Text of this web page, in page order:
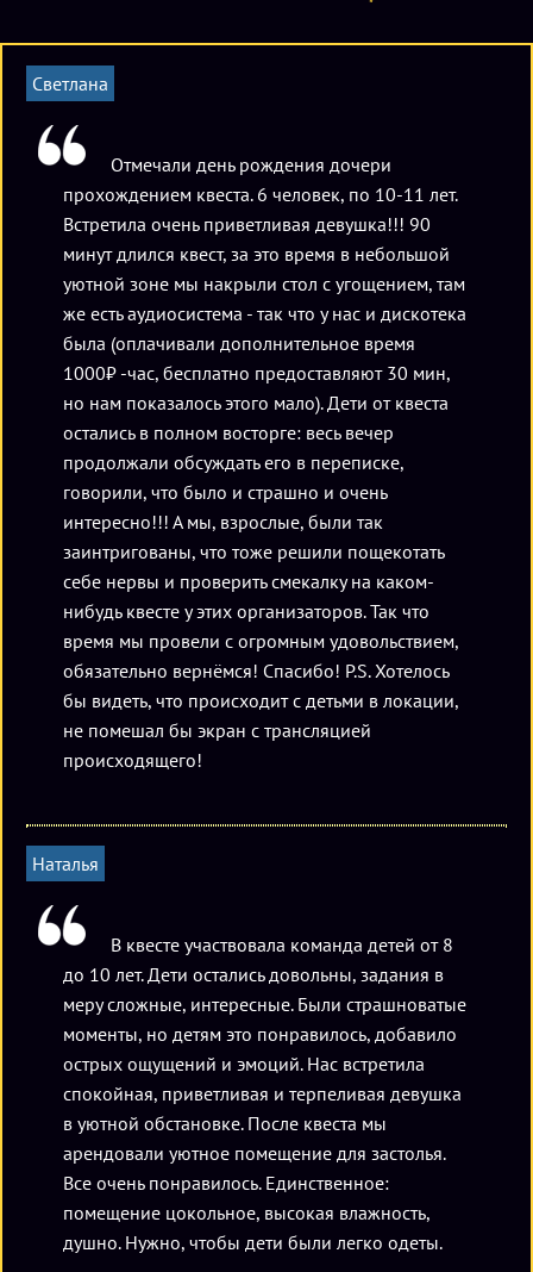
Светлана
Отмечали день рождения дочери
прохождением квеста. 6 человек, по 10-11 лет.
Встретила очень приветливая девушка!!! 90
минут длился квест, за это время в небольшой
уютной зоне мы накрыли стол с угощением, там
же есть аудиосистема - так что у нас и дискотека
была (оплачивали дополнительное время
1000₽ -час, бесплатно предоставляют 30 мин,
но нам показалось этого мало). Дети от квеста
остались в полном восторге: весь вечер
продолжали обсуждать его в переписке,
говорили, что было и страшно и очень
интересно!!! А мы, взрослые, были так
заинтригованы, что тоже решили пощекотать
себе нервы и проверить смекалку на каком-
нибудь квесте у этих организаторов. Так что
время мы провели с огромным удовольствием,
обязательно вернёмся! Спасибо! P.S. Хотелось
бы видеть, что происходит с детьми в локации,
не помешал бы экран с трансляцией
происходящего!
Наталья
В квесте участвовала команда детей от 8
до 10 лет. Дети остались довольны, задания в
меру сложные, интересные. Были страшноватые
моменты, но детям это понравилось, добавило
острых ощущений и эмоций. Нас встретила
спокойная, приветливая и терпеливая девушка
в уютной обстановке. После квеста мы
арендовали уютное помещение для застолья.
Все очень понравилось. Единственное:
помещение цокольное, высокая влажность,
душно. Нужно, чтобы дети были легко одеты.